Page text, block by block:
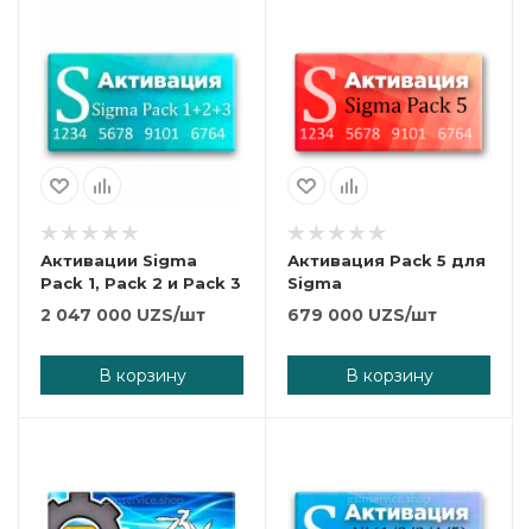
Активации Sigma
Pack 1, Pack 2 и Pack 3
2 047 000 UZS/шт
В корзину
Активация Pack 5 для
Sigma
679 000 UZS/шт
В корзину